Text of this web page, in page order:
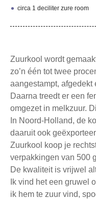
circa 1 deciliter zure room
Zuurkool wordt
zo’n één tot twee
aangestampt, afgedekt
Daarna treedt er een
omgezet in melkzuur.
In Noord-Holland, de
daaruit ook
Zuurkool koop je
verpakkingen van 500
De kwaliteit is vrijwel
Ik vind het een gruwel
ik hem te zuur vind,